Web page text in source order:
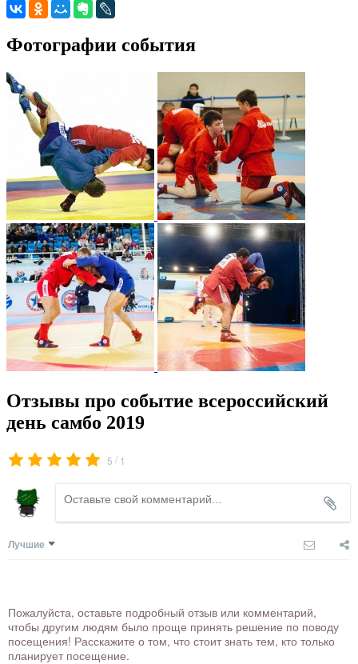
Фотографии события
Отзывы про событие всероссийский
день самбо 2019
5 / 1
Лучшие
Пожалуйста, оставьте подробный отзыв или комментарий,
чтобы другим людям было проще принять решение по поводу
посещения! Расскажите о том, что стоит знать тем, кто только
планирует посещение.